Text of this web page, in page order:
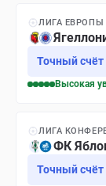
ЛИГА ЕВРОПЫ
Точный счёт
Высокая
ЛИГА
ФК
Точный счёт